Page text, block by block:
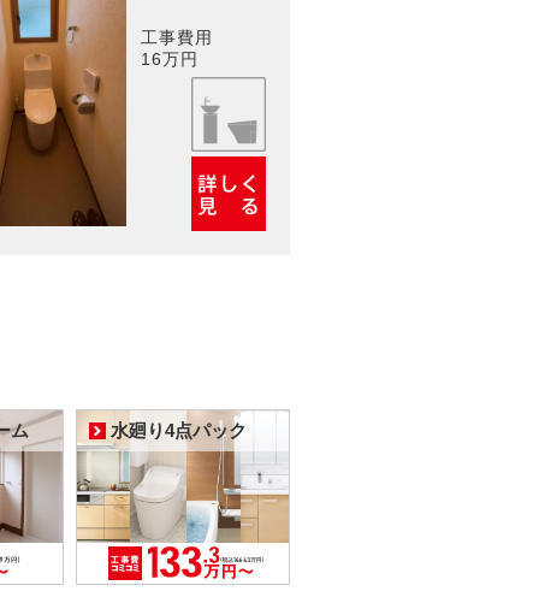
工事費用
16万円
ム 水廻り4点パック